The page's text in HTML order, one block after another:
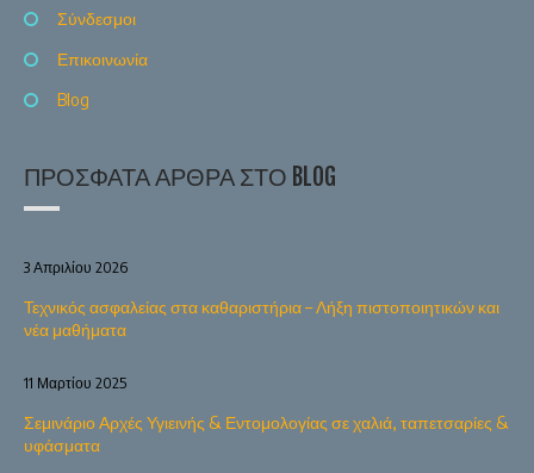
Σύνδεσμοι
Επικοινωνία
Blog
ΠΡΌΣΦΑΤΑ ΆΡΘΡΑ ΣΤΟ BLOG
Τεχνικός ασφαλείας στα καθαριστήρια – Λήξη πιστοποιητικών και
νέα μαθήματα
3 Απριλίου 2026
Σεμινάριο Αρχές Υγιεινής & Εντομολογίας σε χαλιά, ταπετσαρίες &
υφάσματα
11 Μαρτίου 2025